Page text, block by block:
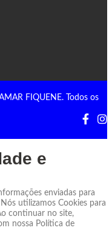
FIQUENE. Todos os
e
enviadas para
utilizamos Cookies para
continuar no site,
nossa Política de